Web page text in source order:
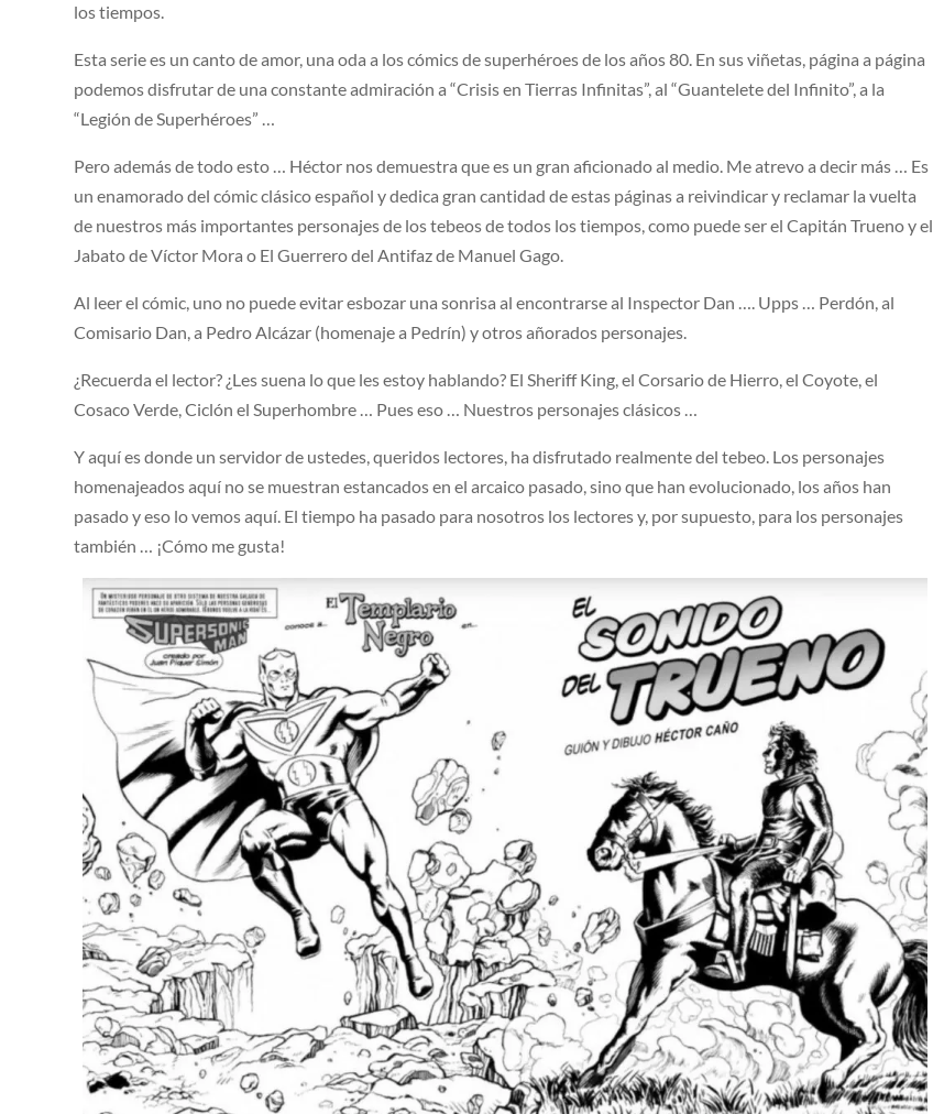
los tiempos.
Esta serie es un canto de amor, una oda a los cómics de superhéroes de los años 80. En sus viñetas, página a página
podemos disfrutar de una constante admiración a “Crisis en Tierras Infinitas”, al “Guantelete del Infinito”, a la
“Legión de Superhéroes” …
Pero además de todo esto … Héctor nos demuestra que es un gran aficionado al medio. Me atrevo a decir más … Es
un enamorado del cómic clásico español y dedica gran cantidad de estas páginas a reivindicar y reclamar la vuelta
de nuestros más importantes personajes de los tebeos de todos los tiempos, como puede ser el Capitán Trueno y el
Jabato de Víctor Mora o El Guerrero del Antifaz de Manuel Gago.
Al leer el cómic, uno no puede evitar esbozar una sonrisa al encontrarse al Inspector Dan …. Upps … Perdón, al
Comisario Dan, a Pedro Alcázar (homenaje a Pedrín) y otros añorados personajes.
¿Recuerda el lector? ¿Les suena lo que les estoy hablando? El Sheriff King, el Corsario de Hierro, el Coyote, el
Cosaco Verde, Ciclón el Superhombre … Pues eso … Nuestros personajes clásicos …
Y aquí es donde un servidor de ustedes, queridos lectores, ha disfrutado realmente del tebeo. Los personajes
homenajeados aquí no se muestran estancados en el arcaico pasado, sino que han evolucionado, los años han
pasado y eso lo vemos aquí. El tiempo ha pasado para nosotros los lectores y, por supuesto, para los personajes
también … ¡Cómo me gusta!